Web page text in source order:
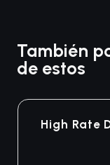
También
de estos
High Rate